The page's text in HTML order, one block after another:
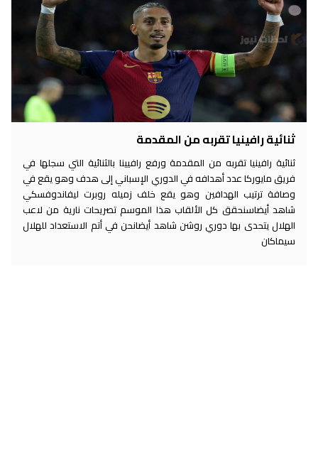
ثنائية رافينيا تقربه من المقدمة
ثنائية رافينيا تقربه من المقدمة ورفع رافيينا بالثنائية التي سجلها في
فريق مايوركا عدد أهدافه في الدوري الإسباني إلى هدف وهو يقع في
وصافة ترتيب الهدافين وهو يقع خلف زميله روبرت ليفاندوفسكي
شاهد أيضاسنحقق كل الألقاب هذا الموسم تصريحات نارية من لاعب
الهلال يتحدى بها دوري روشن شاهد أيضانحن في أتم الاستعداد للهلال
سيماكان